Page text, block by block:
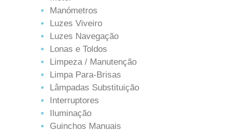
Manómetros
Luzes Viveiro
Luzes Navegação
Lonas e Toldos
Limpeza / Manutenção
Limpa Para-Brisas
Lâmpadas Substituição
Interruptores
Iluminação
Guinchos Manuais